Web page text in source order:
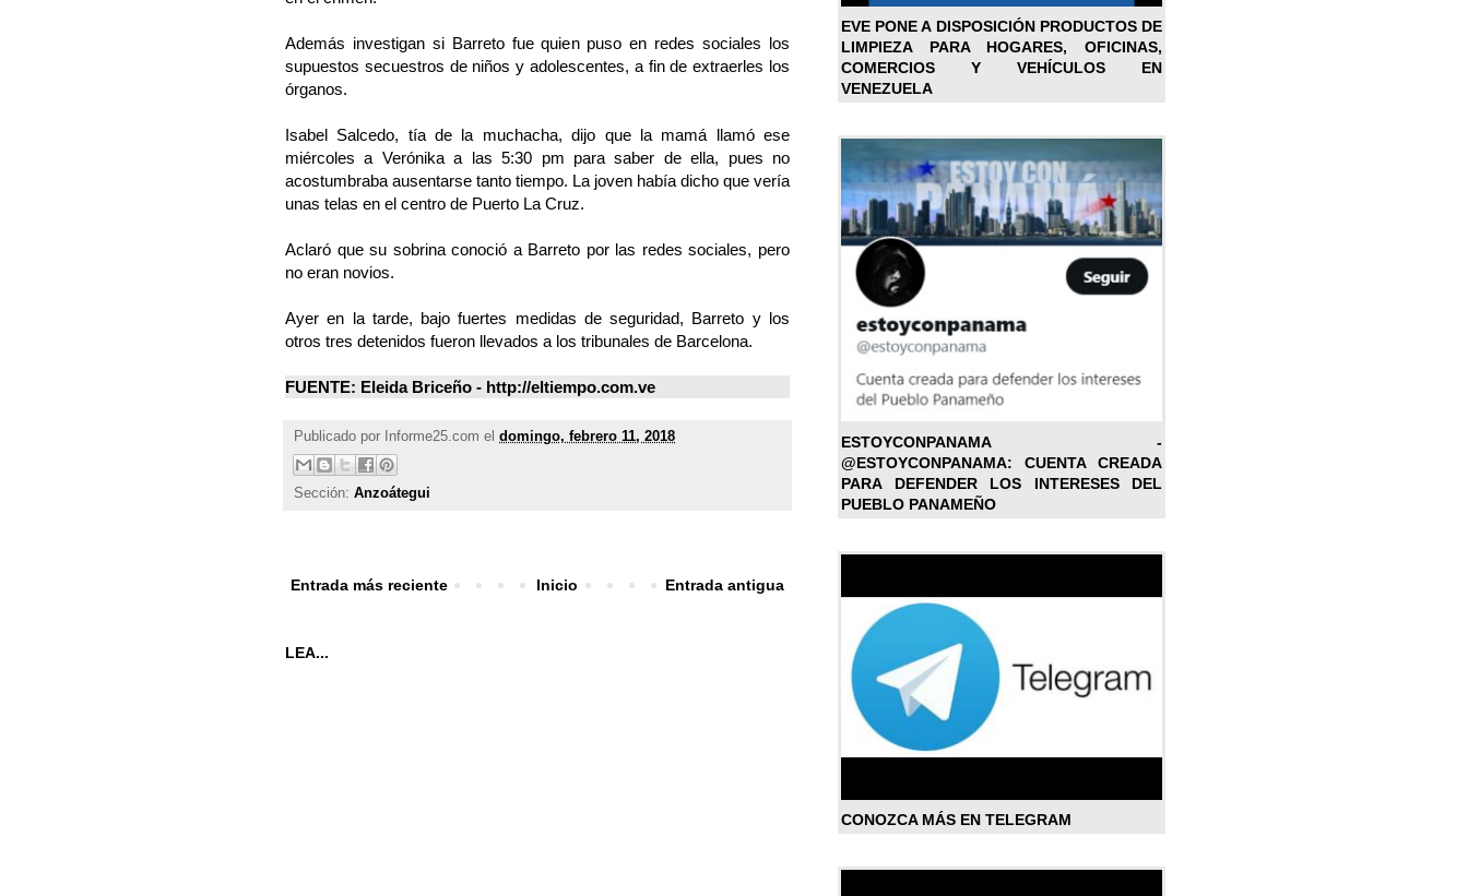
Además investigan si Barreto fue quien puso en redes sociales los
supuestos secuestros de niños y adolescentes, a fin de extraerles los
órganos.
Isabel Salcedo, tía de la muchacha, dijo que la mamá llamó ese
miércoles a Verónika a las 5:30 pm para saber de ella, pues no
acostumbraba ausentarse tanto tiempo. La joven había dicho que vería
unas telas en el centro de Puerto La Cruz.
Aclaró que su sobrina conoció a Barreto por las redes sociales, pero
no eran novios.
Ayer en la tarde, bajo fuertes medidas de seguridad, Barreto y los
otros tres detenidos fueron llevados a los tribunales de Barcelona.
FUENTE: Eleida Briceño - http://eltiempo.com.ve
Publicado por Informe25.com el domingo, febrero 11, 2018
Sección: Anzoátegui
Entrada más reciente Entrada antigua
Inicio
LEA...
EVE PONE A DISPOSICIÓN PRODUCTOS DE
LIMPIEZA PARA HOGARES, OFICINAS,
COMERCIOS Y VEHÍCULOS EN
VENEZUELA
ESTOYCONPANAMA -
@ESTOYCONPANAMA: CUENTA CREADA
PARA DEFENDER LOS INTERESES DEL
PUEBLO PANAMEÑO
CONOZCA MÁS EN TELEGRAM